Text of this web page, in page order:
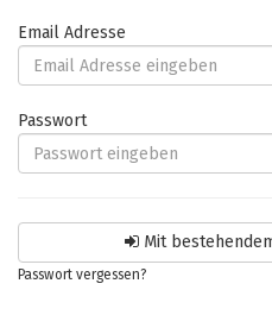
Email Adresse
Passwort
Mit
Passwort vergessen?